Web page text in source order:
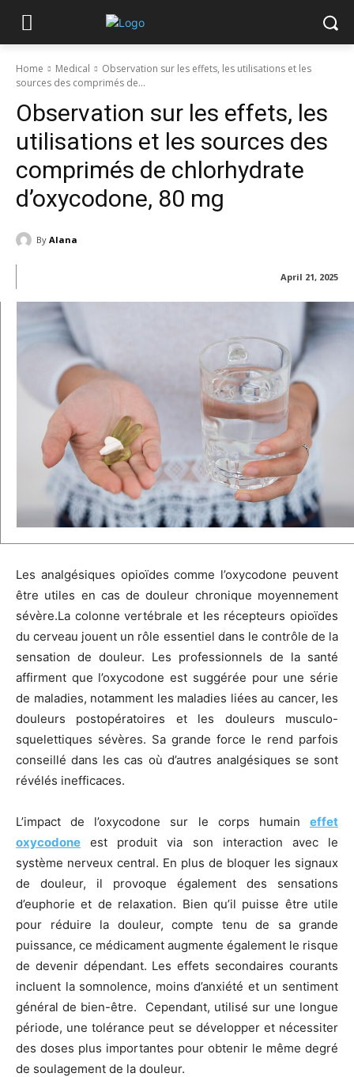
Home Medical
Observation sur les effets, les utilisations et les
sources des comprimés de...
Observation sur les effets, les
utilisations et les sources des
comprimés de chlorhydrate
d’oxycodone, 80 mg
By Alana
April 21, 2025
Les analgésiques opioïdes comme l’oxycodone peuvent
être utiles en cas de douleur chronique moyennement
sévère.La colonne vertébrale et les récepteurs opioïdes
du cerveau jouent un rôle essentiel dans le contrôle de la
sensation de douleur. Les professionnels de la santé
affirment que l’oxycodone est suggérée pour une série
de maladies, notamment les maladies liées au cancer, les
douleurs postopératoires et les douleurs musculo-
squelettiques sévères. Sa grande force le rend parfois
conseillé dans les cas où d’autres analgésiques se sont
révélés inefficaces.
L’impact de l’oxycodone sur le corps humain effet
oxycodone est produit via son interaction avec le
système nerveux central. En plus de bloquer les signaux
de douleur, il provoque également des sensations
d’euphorie et de relaxation. Bien qu’il puisse être utile
pour réduire la douleur, compte tenu de sa grande
puissance, ce médicament augmente également le risque
de devenir dépendant. Les effets secondaires courants
incluent la somnolence, moins d’anxiété et un sentiment
général de bien-être. Cependant, utilisé sur une longue
période, une tolérance peut se développer et nécessiter
des doses plus importantes pour obtenir le même degré
de soulagement de la douleur.